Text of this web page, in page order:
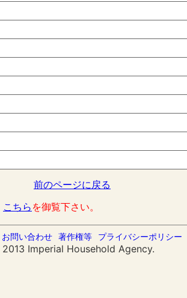
前のページに戻る
こちら を御覧下さい。
お問い合わせ 著作権等 プライバシーポリシー
Imperial Household Agency.